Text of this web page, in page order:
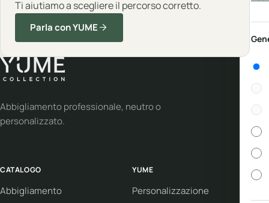
Ti aiutiamo a scegliere il percorso corretto.
Parla con YUME
Abbigliamento professionale, neutro o
personalizzato.
CATALOGO
Abbigliamento
YUME
Personalizzazione